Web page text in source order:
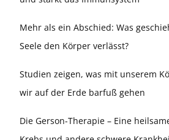
Mehr als ein Abschied: Was
Seele den Körper verlässt?
Studien zeigen, was mit unserem
wir auf der Erde barfuß gehen
Die Gerson-Therapie – Eine